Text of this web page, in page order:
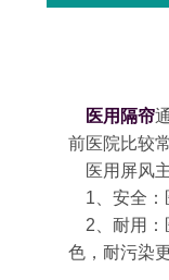
医用隔帘
前医院比较
医用屏风
1、安全：
2、耐用：
色，耐污染